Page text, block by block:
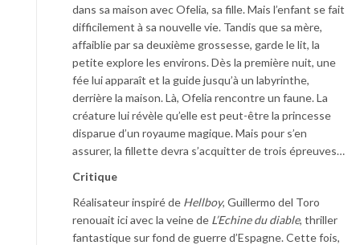
dans sa maison avec Ofelia, sa fille. Mais l’enfant se fait
difficilement à sa nouvelle vie. Tandis que sa mère,
affaiblie par sa deuxième grossesse, garde le lit, la
petite explore les environs. Dès la première nuit, une
fée lui apparaît et la guide jusqu’à un labyrinthe,
derrière la maison. Là, Ofelia rencontre un faune. La
créature lui révèle qu’elle est peut-être la princesse
disparue d’un royaume magique. Mais pour s’en
assurer, la fillette devra s’acquitter de trois épreuves…
Critique
Réalisateur inspiré de Hellboy, Guillermo del Toro
renouait ici avec la veine de L’Echine du diable, thriller
fantastique sur fond de guerre d’Espagne. Cette fois,